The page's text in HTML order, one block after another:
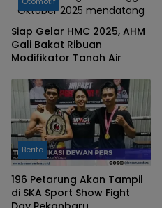
Oktober 2025 mendatang
Siap Gelar HMC 2025, AHM
Gali Bakat Ribuan
Modifikator Tanah Air
Berita
196 Petarung Akan Tampil
di SKA Sport Show Fight